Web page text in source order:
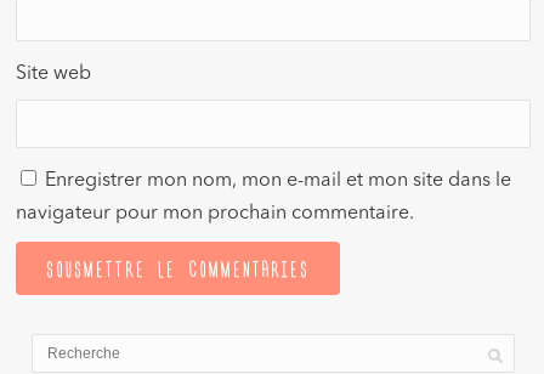
Site web
Enregistrer mon nom, mon e-mail et mon site dans le
navigateur pour mon prochain commentaire.